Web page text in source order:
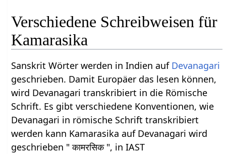
Verschiedene Schreibweisen für
Kamarasika
Sanskrit Wörter werden in Indien auf Devanagari
geschrieben. Damit Europäer das lesen können,
wird Devanagari transkribiert in die Römische
Schrift. Es gibt verschiedene Konventionen, wie
Devanagari in römische Schrift transkribiert
werden kann Kamarasika auf Devanagari wird
geschrieben " कामरसिक ", in IAST